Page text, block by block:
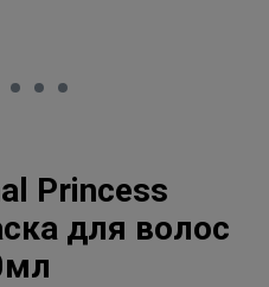
Princess
для волос